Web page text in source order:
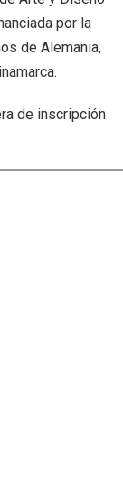
por la
de Alemania,
de inscripción